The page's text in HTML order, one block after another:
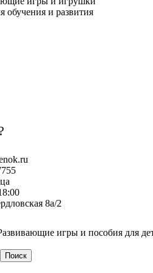
обучения и развития
8а/2
игры и пособия для
Поиск